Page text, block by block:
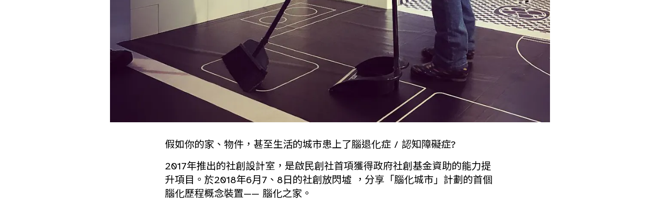
假如你的家、物件，甚至生活的城市患上了腦退化症 / 認知障礙症?
2017年推出的社創設計室，是啟民創社首項獲得政府社創基金資助的能力提
升項目。於2018年6月7、8日的社創放閃墟 ，分享「腦化城市」計劃的首個
腦化歷程概念裝置—— 腦化之家。